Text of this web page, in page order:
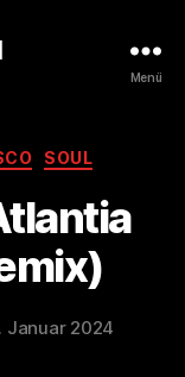
Menü
SOUL
Januar 2024